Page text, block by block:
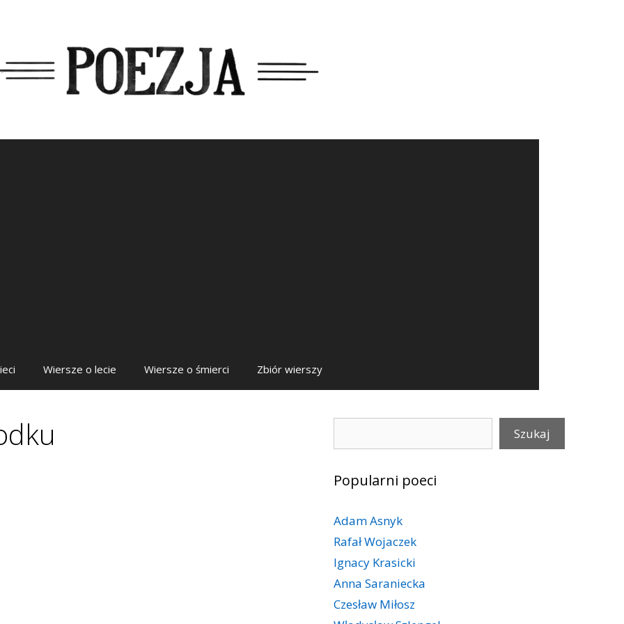
Wiersze o lecie Wiersze o śmierci Zbiór wierszy
Szukaj
Popularni poeci
Adam Asnyk
Rafał Wojaczek
Ignacy Krasicki
Anna Saraniecka
Czesław Miłosz